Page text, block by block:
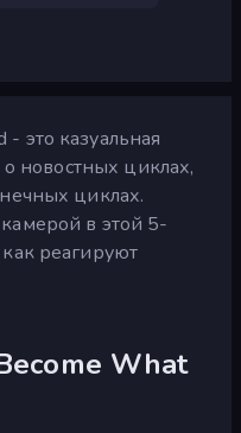
это казуальная
новостных циклах,
циклах.
в этой 5-
реагируют
What